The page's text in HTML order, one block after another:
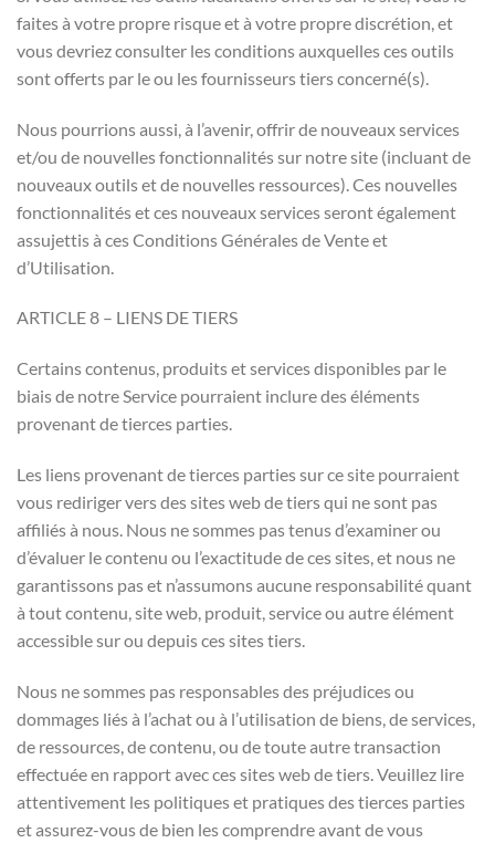
faites à votre propre risque et à votre propre discrétion, et
vous devriez consulter les conditions auxquelles ces outils
sont offerts par le ou les fournisseurs tiers concerné(s).
Nous pourrions aussi, à l’avenir, offrir de nouveaux services
et/ou de nouvelles fonctionnalités sur notre site (incluant de
nouveaux outils et de nouvelles ressources). Ces nouvelles
fonctionnalités et ces nouveaux services seront également
assujettis à ces Conditions Générales de Vente et
d’Utilisation.
ARTICLE 8 – LIENS DE TIERS
Certains contenus, produits et services disponibles par le
biais de notre Service pourraient inclure des éléments
provenant de tierces parties.
Les liens provenant de tierces parties sur ce site pourraient
vous rediriger vers des sites web de tiers qui ne sont pas
affiliés à nous. Nous ne sommes pas tenus d’examiner ou
d’évaluer le contenu ou l’exactitude de ces sites, et nous ne
garantissons pas et n’assumons aucune responsabilité quant
à tout contenu, site web, produit, service ou autre élément
accessible sur ou depuis ces sites tiers.
Nous ne sommes pas responsables des préjudices ou
dommages liés à l’achat ou à l’utilisation de biens, de services,
de ressources, de contenu, ou de toute autre transaction
effectuée en rapport avec ces sites web de tiers. Veuillez lire
attentivement les politiques et pratiques des tierces parties
et assurez-vous de bien les comprendre avant de vous